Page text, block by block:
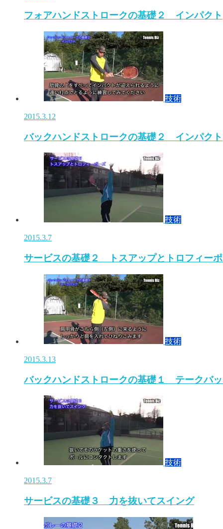
フォアハンドストロークの基礎２ インパクト
技術
2015.3.12
バックハンドストロークの基礎２ インパクト
技術
2015.3.7
サービスの基礎２ トスアップとトロフィー
技術
2015.3.13
バックハンドストロークの基礎１ テークバ
技術
2015.3.7
サービスの基礎３ 力を抜いてスイング